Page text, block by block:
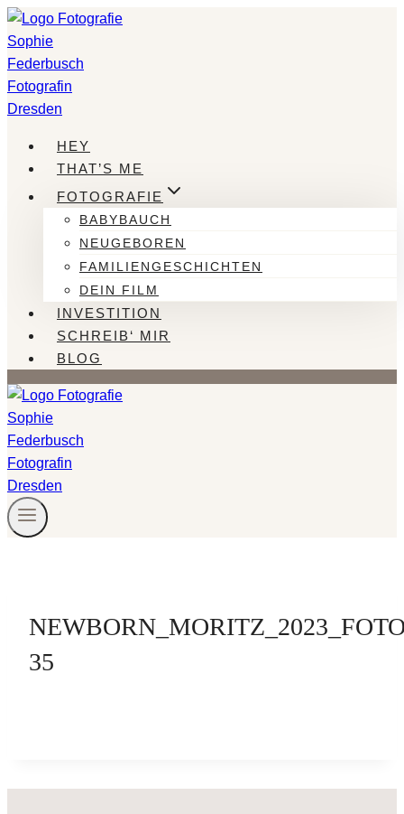
Zum
Inhalt
springen
HEY
THAT’S ME
FOTOGRAFIE
BABYBAUCH
NEUGEBOREN
FAMILIENGESCHICHTEN
DEIN FILM
INVESTITION
SCHREIB‘ MIR
BLOG
35